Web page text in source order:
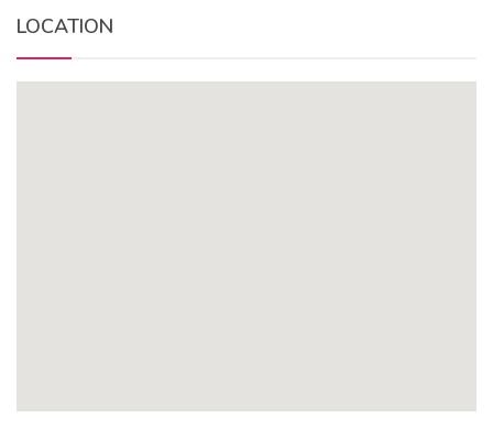
LOCATION